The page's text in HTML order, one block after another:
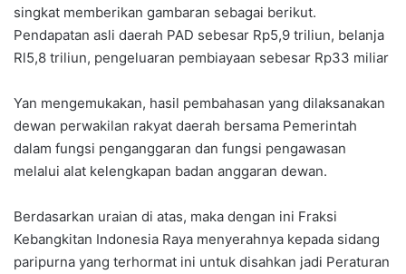
singkat memberikan gambaran sebagai berikut.
Pendapatan asli daerah PAD sebesar Rp5,9 triliun, belanja
Rl5,8 triliun, pengeluaran pembiayaan sebesar Rp33 miliar
Yan mengemukakan, hasil pembahasan yang dilaksanakan
dewan perwakilan rakyat daerah bersama Pemerintah
dalam fungsi penganggaran dan fungsi pengawasan
melalui alat kelengkapan badan anggaran dewan.
Berdasarkan uraian di atas, maka dengan ini Fraksi
Kebangkitan Indonesia Raya menyerahnya kepada sidang
paripurna yang terhormat ini untuk disahkan jadi Peraturan